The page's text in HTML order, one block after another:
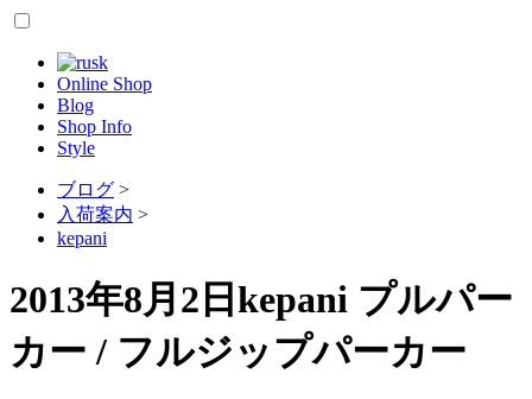
Online Shop
Blog
Shop Info
Style
ブログ >
入荷案内 >
kepani
2013年8月2日 kepani プルパー
カー / フルジップパーカー